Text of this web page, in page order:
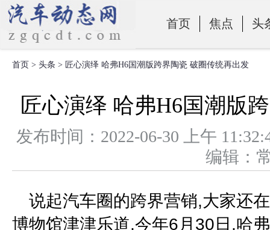
首页 焦点 头
零部件
首页 > 头条 > 匠心演绎 哈弗H6国潮版跨界陶瓷 破圈传统再出发
匠心演绎 哈弗H6国潮版
发布时间：2022-06-30 上午
编辑
说起汽车圈的跨界营销,大家还
博物馆津津乐道,今年6月30日,哈